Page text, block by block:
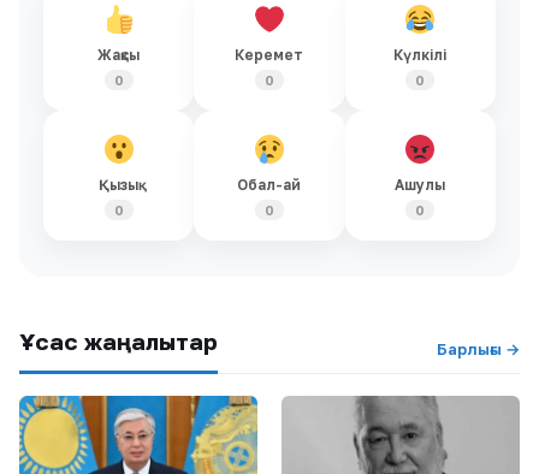
Жақсы
0
Керемет
0
Күлкілі
0
Қызық
0
Обал-ай
0
Ашулы
0
Ұқсас жаңалықтар Барлығы →